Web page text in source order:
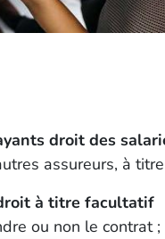
droit des
assureurs, à
à titre facultatif
ou non le